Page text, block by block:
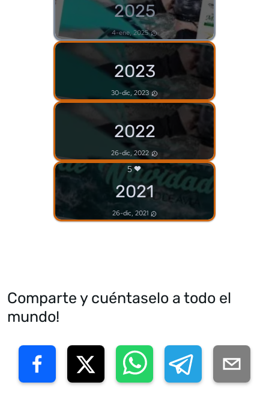
2025
4-ene, 2025
2023
30-dic, 2023
2022
26-dic, 2022
5
2021
26-dic, 2021
Comparte y cuéntaselo a todo el
mundo!